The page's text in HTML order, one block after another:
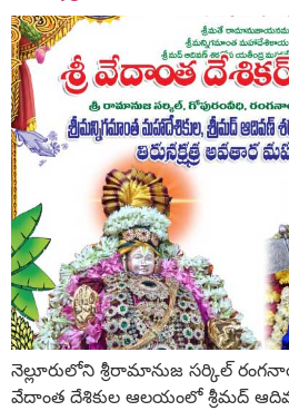
నెల్లూరులోని శ్రీరామానుజ సర్కిల్‌
వేదాంత దేశికుల ఆలయంలో శ్రీమద్‌